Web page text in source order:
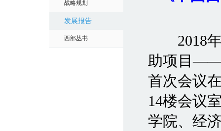
战略规划
发展报告
西部丛书
2018年5
助项目——
首次会议
14楼会议
学院、经